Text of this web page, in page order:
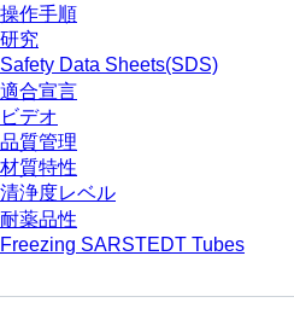
操作手順
研究
Safety Data Sheets(SDS)
適合宣言
ビデオ
品質管理
材質特性
清浄度レベル
耐薬品性
Freezing SARSTEDT Tubes